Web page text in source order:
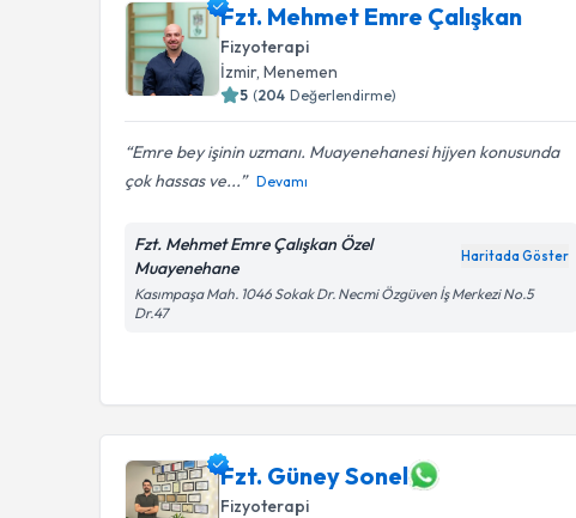
Fzt. Mehmet Emre Çalışkan
Fizyoterapi
İzmir, Menemen
5 (204 Değerlendirme)
Emre bey işinin uzmanı. Muayenehanesi hijyen konusunda
çok hassas ve...
Devamı
Fzt. Mehmet Emre Çalışkan Özel
Muayenehane
Haritada Göster
Kasımpaşa Mah. 1046 Sokak Dr. Necmi Özgüven İş Merkezi No.5
Dr.47
Fzt. Güney Sonel
Fizyoterapi